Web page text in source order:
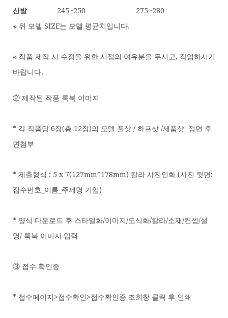
신발
245~250
275~280
※ 위 모델 SIZE는 모델 평균치입니다.
※ 작품 제작 시 수정을 위한 시접의 여유분을 두시고, 작업하시기
바랍니다.
② 제작된 작품 룩북 이미지
* 각 작품당 6장(총 12장)의 모델 풀샷 / 하프샷 /제품샷 정면 후
면첨부
* 제출형식 : 5 x 7(127mm*178mm) 칼라 사진인화 (사진 뒷면:
접수번호_이름_주제명 기입)
* 양식 다운로드 후 스타일화/이미지/도식화/칼라/소재/컨셉/설
명/ 룩북 이미지 입력
③ 접수 확인증
* 접수페이지>접수확인>접수확인증 조회창 클릭 후 인쇄